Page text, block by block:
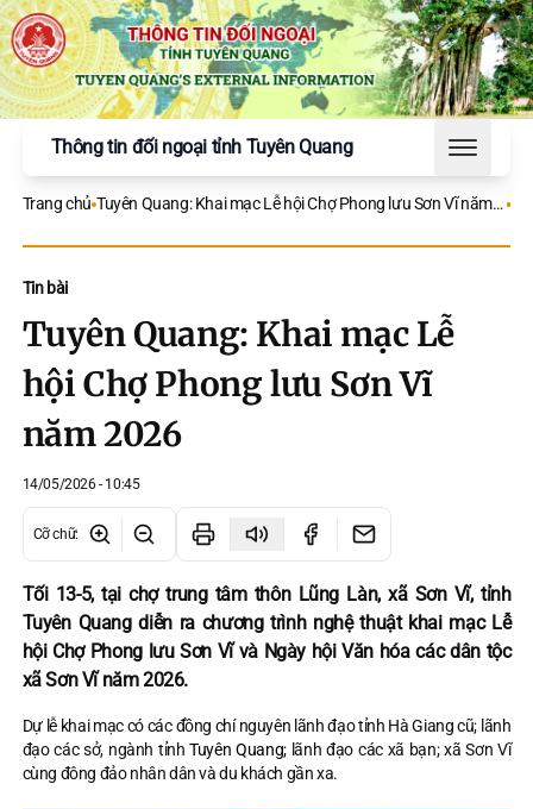
Thông tin đối ngoại tỉnh Tuyên Quang
Toggle
Trang chủ Tuyên Quang: Khai mạc Lễ hội Chợ Phong lưu Sơn Vĩ năm
Tin bài
Tuyên Quang: Khai mạc Lễ
hội Chợ Phong lưu Sơn Vĩ
năm 2026
14/05/2026 - 10:45
Cỡ chữ:
Tối 13-5, tại chợ trung tâm thôn Lũng Làn, xã Sơn Vĩ, tỉnh
Tuyên Quang diễn ra chương trình nghệ thuật khai mạc Lễ
hội Chợ Phong lưu Sơn Vĩ và Ngày hội Văn hóa các dân tộc
xã Sơn Vĩ năm 2026.
Dự lễ khai mạc có các đồng chí nguyên lãnh đạo tỉnh Hà Giang cũ; lãnh
đạo các sở, ngành tỉnh Tuyên Quang;lãnh đạo các xã bạn; xã Sơn Vĩ
cùng đông đảo nhân dân và du khách gần xa.